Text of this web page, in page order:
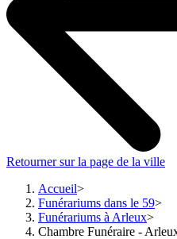
Retourner sur la page de la ville
Accueil
Funérariums dans le 59
Funérariums à Arleux
Chambre Funéraire -